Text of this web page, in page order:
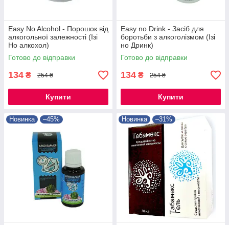
Easy No Alcohol - Порошок від
алкогольної залежності (Ізі
Но алкохол)
Готово до відправки
134 ₴ 254 ₴
Купити
Easy no Drink - Засіб для
боротьби з алкоголізмом (Ізі
но Дринк)
Готово до відправки
134 ₴ 254 ₴
Купити
Новинка –45% Новинка –31%